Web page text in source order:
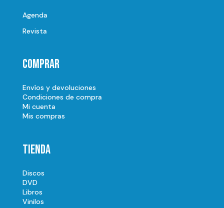
Agenda
Revista
Comprar
Envíos y devoluciones
Condiciones de compra
Mi cuenta
Mis compras
Tienda
Discos
DVD
Libros
Vinilos